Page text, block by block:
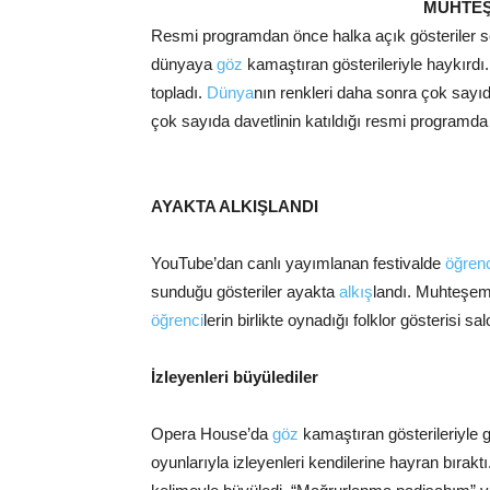
Resmi programdan önce halka açık gösteriler
dünyaya göz kamaştıran gösterileriyle
topladı. Dünyanın renkleri daha sonra çok
çok sayıda davetlinin katıldığı resmi
AYAKTA ALKIŞLANDI
YouTube’dan canlı yayımlanan festivalde
sunduğu gösteriler ayakta alkışlandı.
öğrencilerin birlikte oynadığı folklor gösterisi
İzleyenleri büyülediler
Opera House’da göz kamaştıran gösterileriyle
oyunlarıyla izleyenleri kendilerine hayran